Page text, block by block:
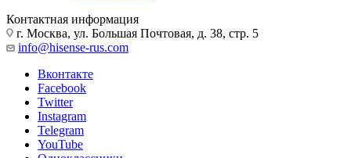
Контактная информация
г. Москва, ул. Большая Почтовая, д. 38, стр. 5
info@hisense-rus.com
Вконтакте
Facebook
Twitter
Instagram
Telegram
YouTube